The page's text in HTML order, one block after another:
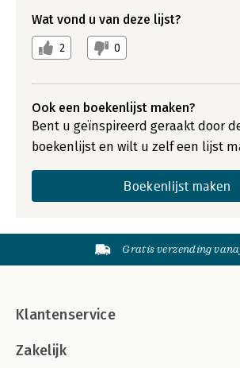
Wat vond u van deze lijst?
2 0
Ook een boekenlijst maken?
Bent u geïnspireerd geraakt door
boekenlijst en wilt u zelf een lijst
Boekenlijst maken
Gratis verzending
Klantenservice
Zakelijk